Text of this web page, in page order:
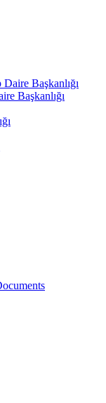
Başkanlığı
Başkanlığı